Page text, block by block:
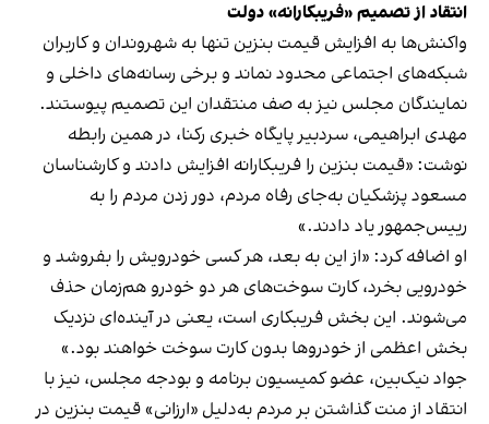
انتقاد از تصمیم «فریبکارانه» دولت
واکنش‌ها به افزایش قیمت بنزین تنها به شهروندان و کاربران
شبکه‌های اجتماعی محدود نماند و برخی رسانه‌های داخلی و
نمایندگان مجلس نیز به صف منتقدان این تصمیم پیوستند.
مهدی ابراهیمی، سردبیر پایگاه خبری رکنا، در همین رابطه
نوشت: «قیمت بنزین را فریبکارانه افزایش دادند و کارشناسان
مسعود پزشکیان به‌جای رفاه مردم، دور زدن مردم را به
رییس‌جمهور یاد دادند.»
او اضافه کرد: «از این به بعد، هر کسی خودرویش را بفروشد و
خودرویی بخرد، کارت سوخت‌های هر دو خودرو هم‌زمان حذف
می‌شوند. این بخش فریبکاری است، یعنی در آینده‌ای نزدیک
بخش اعظمی از خودروها بدون کارت سوخت خواهند بود.»
جواد نیک‌بین، عضو کمیسیون برنامه و بودجه مجلس، نیز با
انتقاد از منت گذاشتن بر مردم به‌دلیل «ارزانی» قیمت بنزین در